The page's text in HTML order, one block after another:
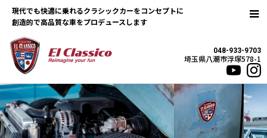
現代でも快適に乗れるクラシックカーをコンセプトに
048-933-9703
埼玉県八潮市浮塚578-1